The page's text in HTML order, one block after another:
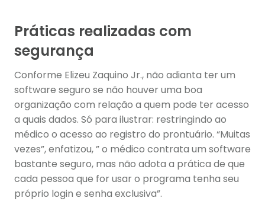
Práticas realizadas com
segurança
Conforme Elizeu Zaquino Jr., não adianta ter um
software seguro se não houver uma boa
organização com relação a quem pode ter acesso
a quais dados. Só para ilustrar: restringindo ao
médico o acesso ao registro do prontuário. “Muitas
vezes”, enfatizou, ” o médico contrata um software
bastante seguro, mas não adota a prática de que
cada pessoa que for usar o programa tenha seu
próprio login e senha exclusiva”.